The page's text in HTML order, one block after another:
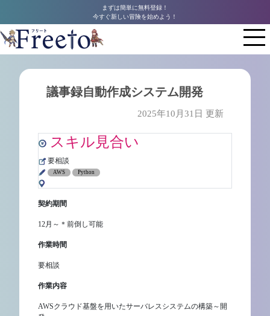
まずは簡単に無料登録！
今すぐ新しい冒険を始めよう！
議事録自動作成システム開発
2025年10月31日 更新
スキル見合い
要相談
AWS Python
契約期間
12月～＊前倒し可能
作業時間
要相談
作業内容
AWSクラウド基盤を用いたサーバレスシステムの構築～開